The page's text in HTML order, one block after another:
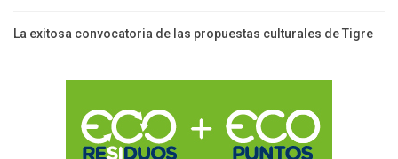
La exitosa convocatoria de las propuestas culturales de Tigre